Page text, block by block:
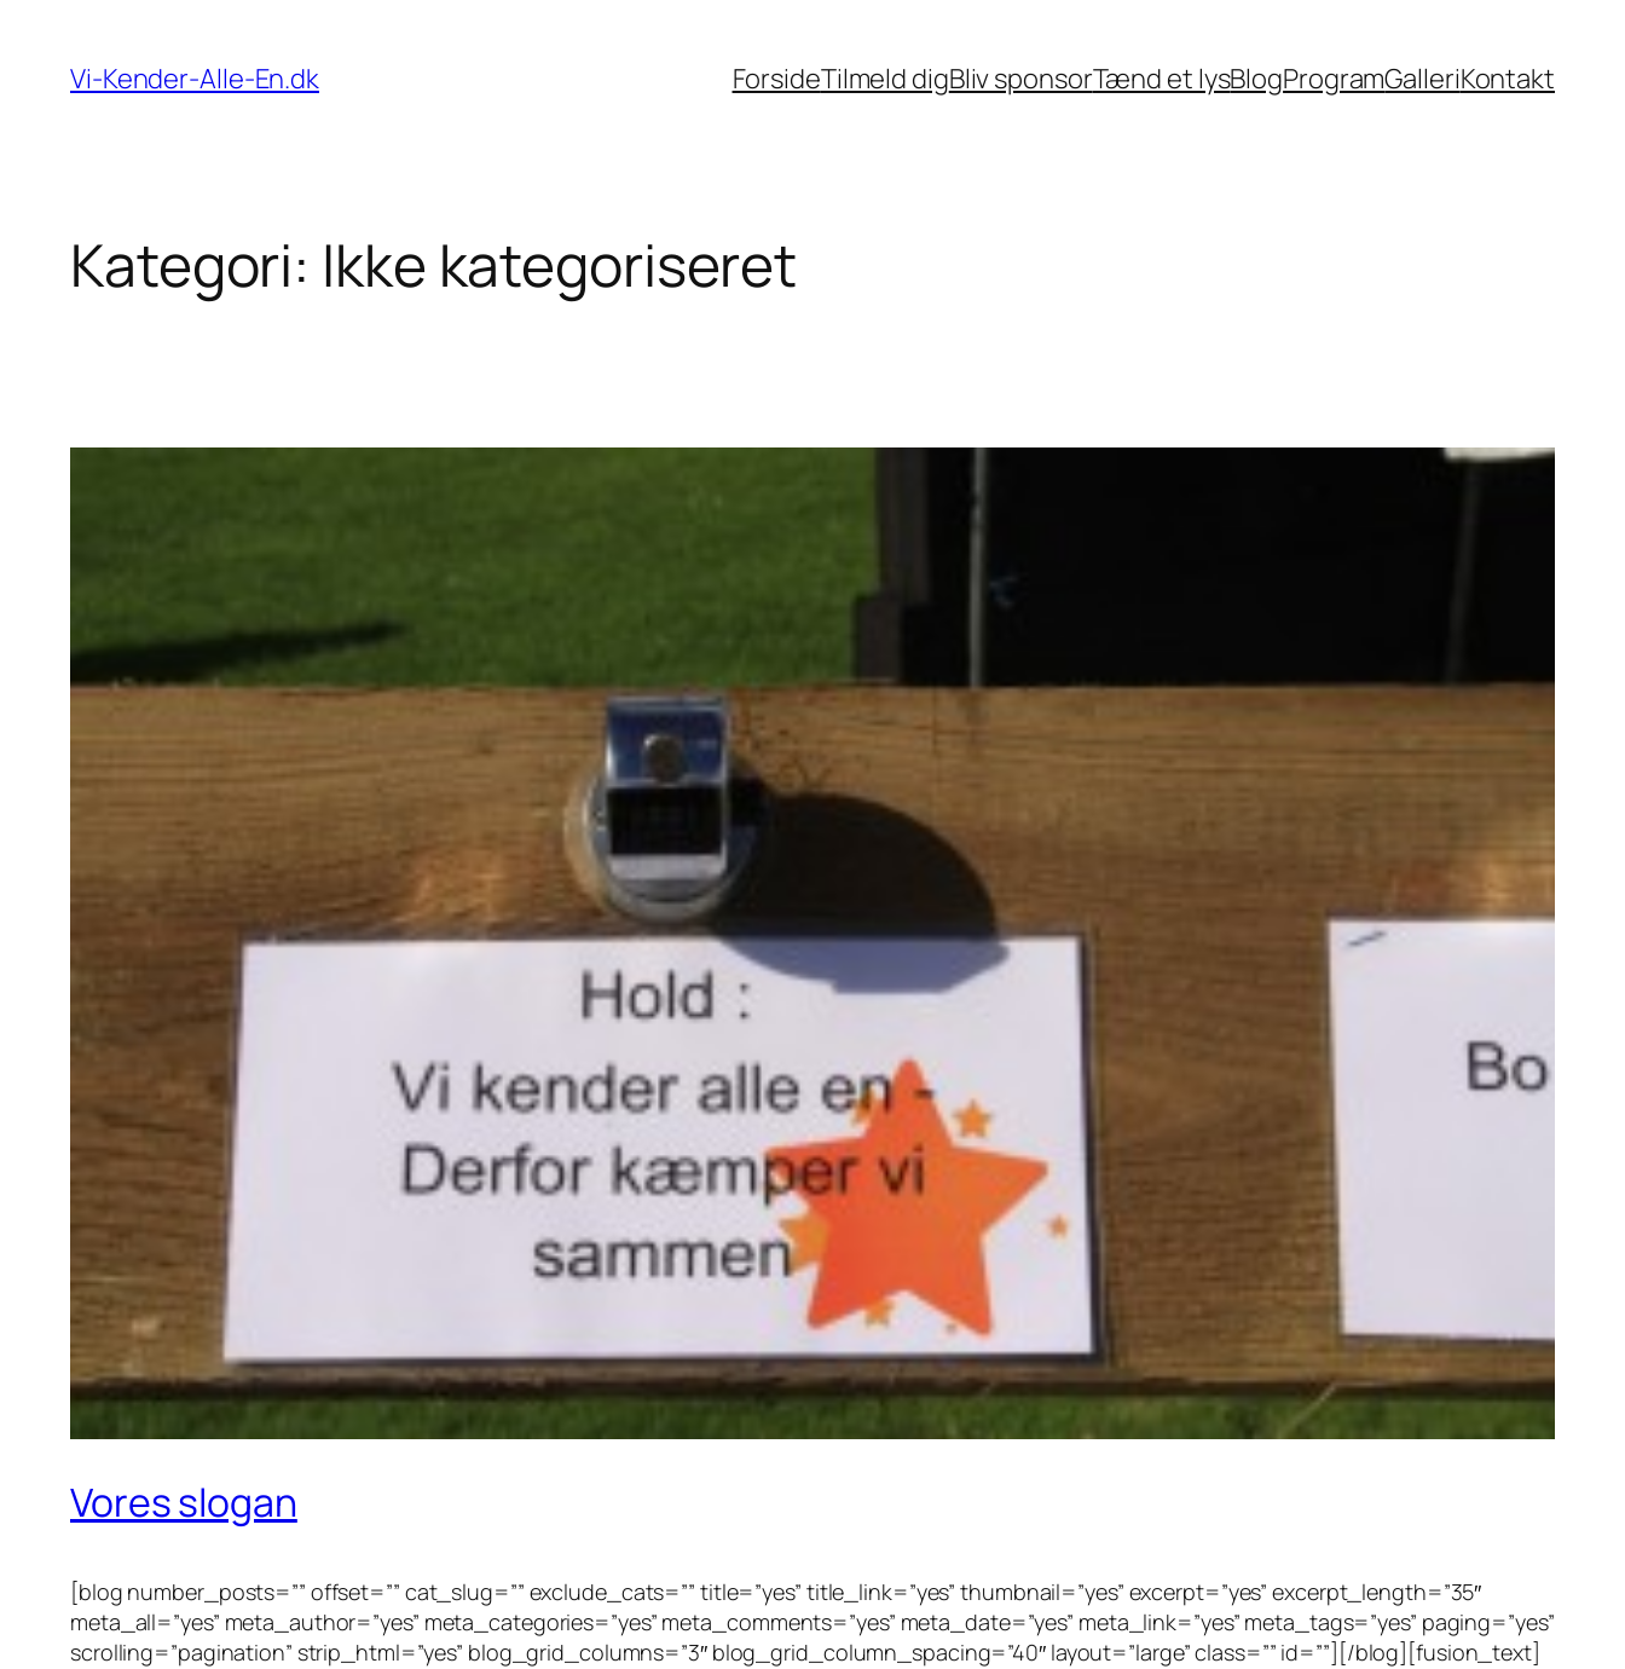
indhold
Vi-Kender-Alle-En.dk ForsideTilmeld digBliv sponsorTænd et lysBlogProgramGalleriKontakt
Kategori: Ikke kategoriseret
Vores slogan
[blog number_posts=”” offset=”” cat_slug=”” exclude_cats=”” title=”yes” title_link=”yes” thumbnail=”yes” excerpt=”yes” excerpt_length=”35″
meta_all=”yes” meta_author=”yes” meta_categories=”yes” meta_comments=”yes” meta_date=”yes” meta_link=”yes” meta_tags=”yes” paging=”yes”
scrolling=”pagination” strip_html=”yes” blog_grid_columns=”3″ blog_grid_column_spacing=”40″ layout=”large” class=”” id=””][/blog][fusion_text]